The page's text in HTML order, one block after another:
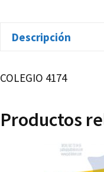
Descripción
COLEGIO 4174
Productos